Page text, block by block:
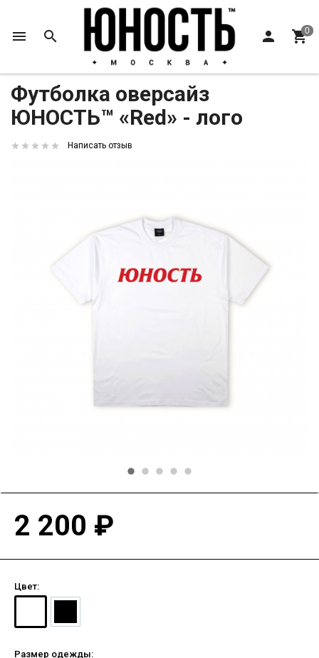
Футболка оверсайз ЮНОСТЬ™ «Red» - лого
Футболка оверсайз
ЮНОСТЬ™ «Red» - лого
Написать отзыв
2 200 ₽
Цвет:
Размер одежды: